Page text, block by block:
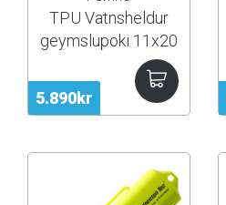
5.890kr
TPU Vatnsheldur
geymslupoki 11x20